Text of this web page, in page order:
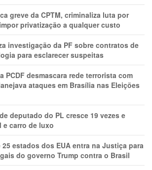
greve da CPTM, criminaliza luta por
privatização a qualquer custo
investigação da PF sobre contratos de
para esclarecer suspeitas
PCDF desmascara rede terrorista com
ataques em Brasília nas Eleições
deputado do PL cresce 19 vezes e
carro de luxo
25 estados dos EUA entra na Justiça para
do governo Trump contra o Brasil